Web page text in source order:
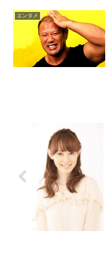
エンタメ